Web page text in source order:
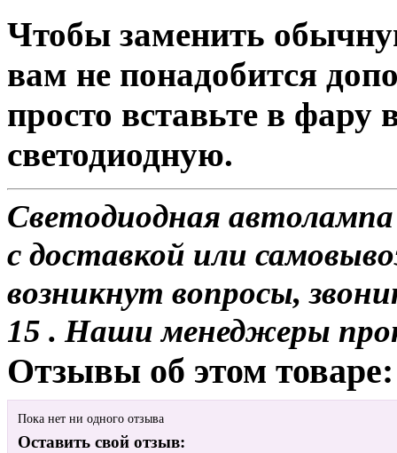
Чтобы заменить
вам не понадобится
просто вставьте в
светодиодную.
Светодиодная
с доставкой или
возникнут вопросы,
15 . Наши менеджеры
Отзывы об этом товаре:
Пока нет ни одного отзыва
Оставить свой отзыв: